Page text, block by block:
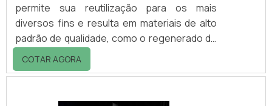
permite sua reutilização para os mais
diversos fins e resulta em materiais de alto
padrão de qualidade, como o regenerado de
borracha. Esse tipo de borracha é feito a
partir de diferentes grânulos de borracha
por processos de tratamento para reativar
COTAR AGORA